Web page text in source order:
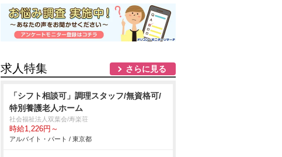
求人特集 さらに見る
「シフト相談可」調理スタッフ/無資格可/
特別養護老人ホーム
社会福祉法人双葉会/寿楽荘
時給1,226円～
アルバイト・パート / 東京都